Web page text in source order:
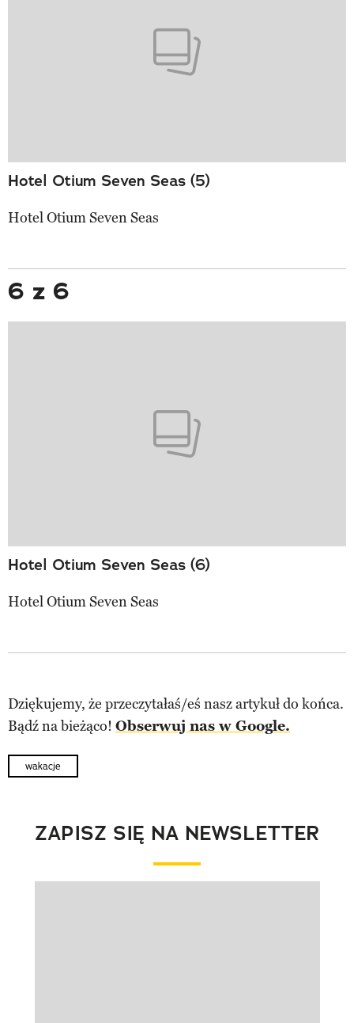
Hotel Otium Seven Seas (5)
Hotel Otium Seven Seas
6 z 6
Hotel Otium Seven Seas (6)
Hotel Otium Seven Seas
Dziękujemy, że przeczytałaś/eś nasz artykuł do końca.
Bądź na bieżąco! Obserwuj nas w Google.
wakacje
ZAPISZ SIĘ NA NEWSLETTER